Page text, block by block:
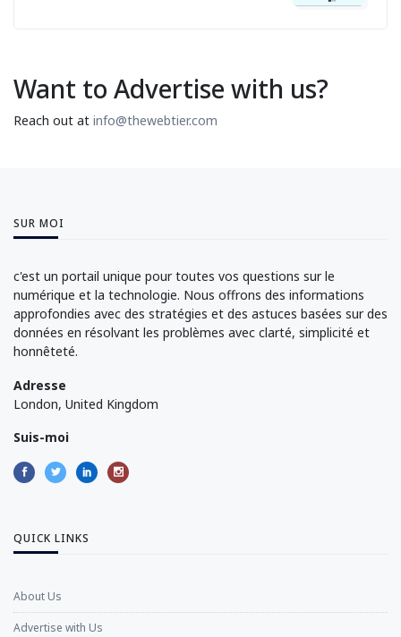
Want to Advertise with us?
Reach out at info@thewebtier.com
SUR MOI
c'est un portail unique pour toutes vos questions sur le
numérique et la technologie. Nous offrons des informations
approfondies avec des stratégies et des astuces basées sur des
données en résolvant les problèmes avec clarté, simplicité et
honnêteté.
Adresse
London, United Kingdom
Suis-moi
QUICK LINKS
About Us
Advertise with Us